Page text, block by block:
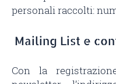
personali raccolti:
Mailing List e
Con la